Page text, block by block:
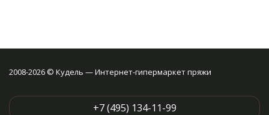
2008-2026 © Кудель — Интернет-гипермаркет пряжи
+7 (495) 134-11-99